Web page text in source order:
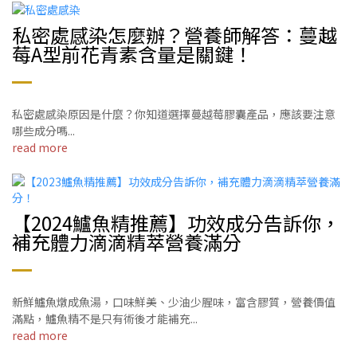
私密處感染怎麼辦？營養師解答：蔓越
莓A型前花青素含量是關鍵！
私密處感染原因是什麼？你知道選擇蔓越莓膠囊產品，應該要注意
哪些成分嗎...
read more
【2024鱸魚精推薦】功效成分告訴你，
補充體力滴滴精萃營養滿分
新鮮鱸魚燉成魚湯，口味鮮美、少油少腥味，富含膠質，營養價值
滿點，鱸魚精不是只有術後才能補充...
read more